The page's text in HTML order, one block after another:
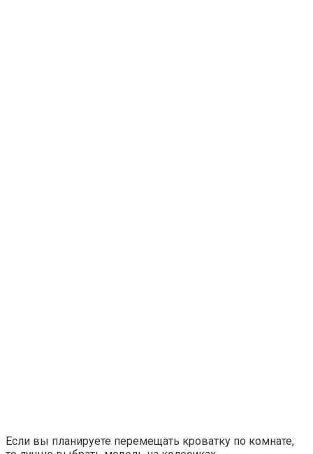
Если вы планируете перемещать кроватку по комнате,